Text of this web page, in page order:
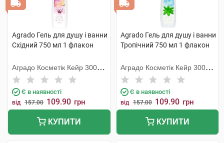
Agrado Гель для душу і ванни
Східний 750 мл 1 флакон
Аградо Косметік Кейр 3000
С.Л.У.
Є в наявності
від 157.00 109.90 грн
КУПИТИ
Agrado Гель для душу і ванни
Тропічний 750 мл 1 флакон
Аградо Косметік Кейр 3000
С.Л.У.
Є в наявності
від 157.00 109.90 грн
КУПИТИ